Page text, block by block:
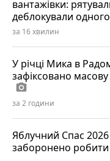
вантажівки:
деблокували одного
за 16 хвилин
У річці Мика в
зафіксовано
photo_camera
за 2 години
Яблучний Спас
заборонено